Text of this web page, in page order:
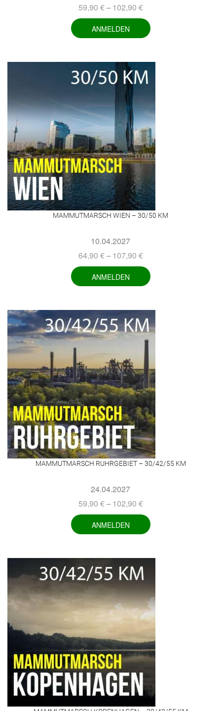
59,90 € –102,90 €
ANMELDEN
MAMMUTMARSCH WIEN – 30/50 KM
10.04.2027
64,90 € –107,90 €
ANMELDEN
MAMMUTMARSCH RUHRGEBIET – 30/42/55 KM
24.04.2027
59,90 € –102,90 €
ANMELDEN